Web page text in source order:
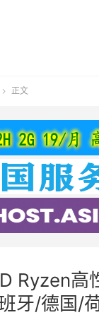
 正文
Ryzen高
牙/德国/